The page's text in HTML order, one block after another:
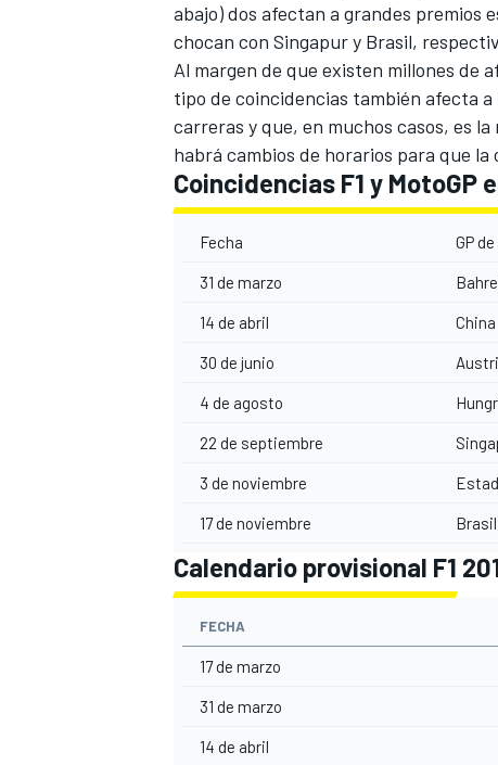
abajo) dos afectan a grandes premios
chocan con Singapur y Brasil,
Al margen de que existen millones de
tipo de coincidencias también afecta
carreras y que, en muchos casos, es
habrá cambios de horarios para que la
Coincidencias F1 y MotoGP
Fecha GP de
31 de marzo
14 de abril China
30 de junio
4 de agosto
22 de septiembre
3 de noviembre
17 de noviembre Brasil
Calendario provisional F1
FECHA
17 de marzo
31 de marzo
14 de abril